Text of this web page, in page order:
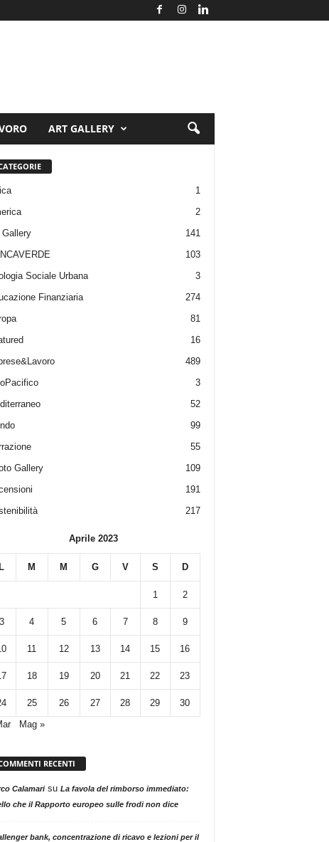
ART GALLERY
1
2
141
103
Sociale Urbana
3
Finanziaria
274
81
16
489
3
52
99
55
Gallery
109
191
217
Aprile 2023
L M M G V S D
1 2
3 4 5 6 7 8 9
11 12 13 14 15 16
18 19 20 21 22 23
25 26 27 28 29
30
Mag »
RECENTI
Calamarisu La favola del rimborso immediato:
che il Rapporto europeo sulle frodi non dice
bank, concentrazione di ricavo e lezioni per il